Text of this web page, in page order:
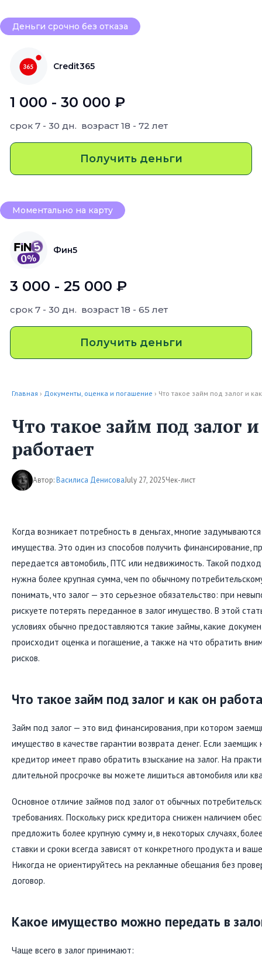
Деньги срочно без отказа
Credit365
1 000 - 30 000 ₽
срок 7 - 30 дн. возраст 18 - 72 лет
Получить деньги
Моментально на карту
Фин5
3 000 - 25 000 ₽
срок 7 - 30 дн. возраст 18 - 65 лет
Получить деньги
Главная › Документы, оценка и погашение › Что такое займ под залог и
Что такое займ под залог
работает
Автор:Василиса ДенисоваJuly 27, 2025Чек-лист
Когда возникает потребность в деньгах, многие
имущества. Это один из способов получить финансирование,
передается автомобиль, ПТС или недвижимость. Такой
нужна более крупная сумма, чем по обычному
понимать, что залог — это серьезное обязательство: при
рискуете потерять переданное в залог имущество. В этой
условиях обычно предоставляются такие займы, какие
происходит оценка и погашение, а также на что обратить
рисков.
Что такое займ под залог и как он
Займ под залог — это вид финансирования, при котором
имущество в качестве гарантии возврата денег. Если заемщик
кредитор имеет право обратить взыскание на залог. На
длительной просрочке вы можете лишиться автомобиля или
Основное отличие займов под залог от обычных
требованиях. Поскольку риск кредитора снижен наличием
предложить более крупную сумму и, в некоторых случаях,
ставки и сроки всегда зависят от конкретного продукта и
Никогда не ориентируйтесь на рекламные обещания без
договор.
Какое имущество можно передать в
Чаще всего в залог принимают: